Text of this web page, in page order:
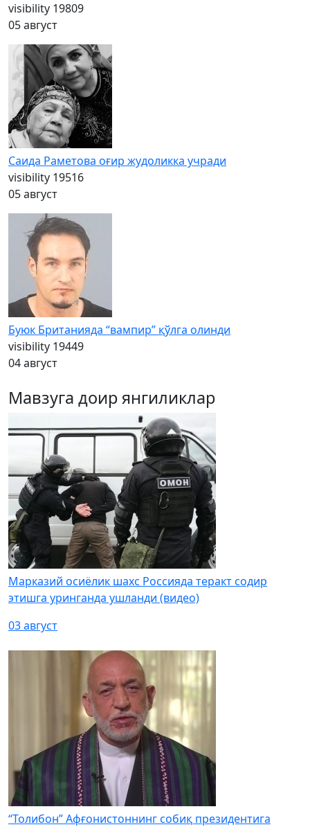
visibility 19809
05 август
Саида Раметова оғир жудоликка учради
visibility 19516
05 август
Буюк Британияда “вампир” қўлга олинди
visibility 19449
04 август
Мавзуга доир янгиликлар
Марказий осиёлик шахс Россияда теракт содир
этишга уринганда ушланди (видео)
03 август
“Толибон” Афғонистоннинг собиқ президентига